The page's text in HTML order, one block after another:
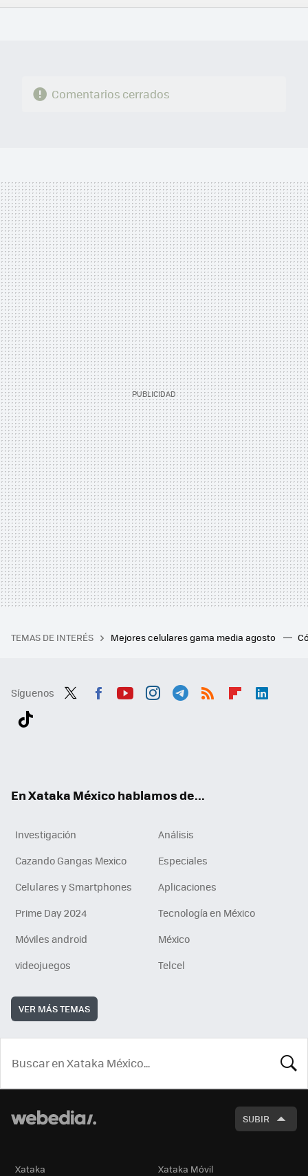
FACEBOOK
TWITTERFLIPBOARD
E-
WHATSAPP
Comentarios cerrados
TEMAS DE INTERÉS Mejores celulares gama media agosto
Síguenos
En Xataka México hablamos de...
Investigación
Análisis
Cazando Gangas Mexico
Especiales
Celulares y Smartphones
Aplicaciones
Prime Day 2024
Tecnología en México
Móviles android
México
videojuegos
Telcel
VER MÁS TEMAS
SUBIR
Xataka Xataka Móvil